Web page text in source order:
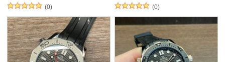
(0) (0)